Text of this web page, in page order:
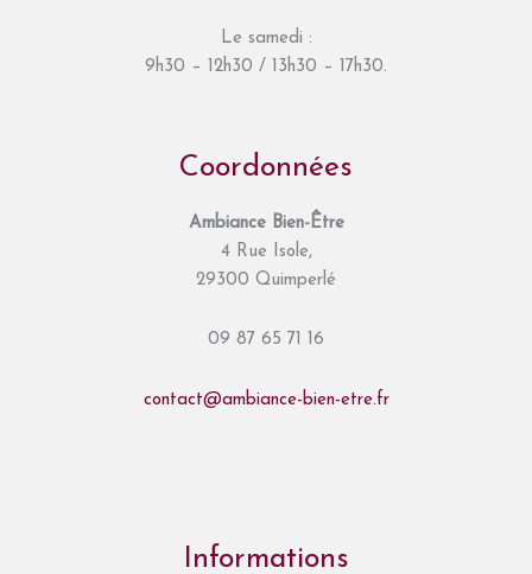
Le samedi :
9h30 – 12h30 / 13h30 – 17h30.
Coordonnées
Ambiance Bien-Être
4 Rue Isole,
29300 Quimperlé
09 87 65 71 16
contact@ambiance-bien-etre.fr
Informations